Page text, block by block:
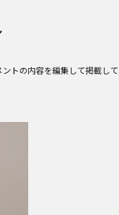
トの内容を編集して掲載し